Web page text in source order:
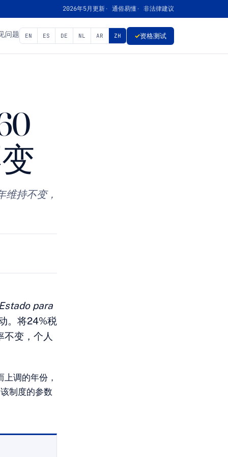
2026年5月更新 通俗易懂 非法律建议
问题 EN ES DE NL AR ZH ✓资格测试
持不变，
para
。将24%税
变，个人
调的年份，
制度的参数